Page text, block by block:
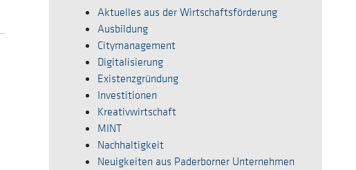
Aktuelles aus der Wirtschaftsförderung
Ausbildung
Citymanagement
Digitalisierung
Existenzgründung
Investitionen
Kreativwirtschaft
MINT
Nachhaltigkeit
Neuigkeiten aus Paderborner Unternehmen